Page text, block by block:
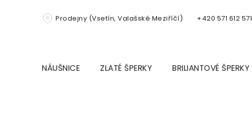
Prodejny (Vsetín, Valašské Meziříčí) +420 571 612 571
NÁUŠNICE ZLATÉ ŠPERKY BRILIANTOVÉ ŠPERKY